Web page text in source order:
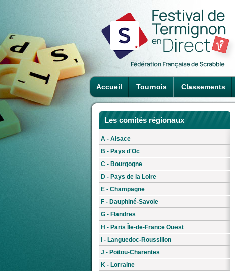
Accueil Tournois Classements
Les comités régionaux
A - Alsace
B - Pays d'Oc
C - Bourgogne
D - Pays de la Loire
E - Champagne
F - Dauphiné-Savoie
G - Flandres
H - Paris Île-de-France Ouest
I - Languedoc-Roussillon
J - Poitou-Charentes
K - Lorraine